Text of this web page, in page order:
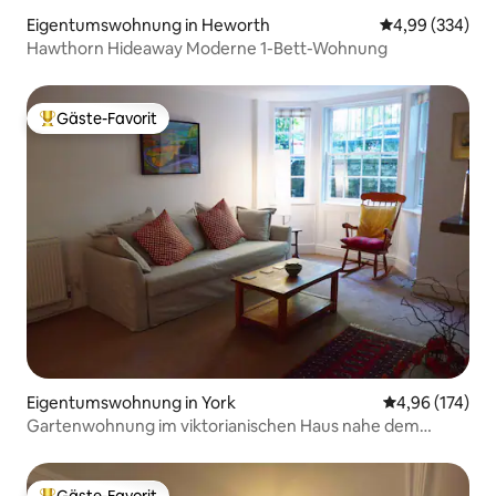
Eigentumswohnung in Heworth
4,99 (334)
Hawthorn Hideaway Moderne 1-Bett-Wohnung
Beliebter Gäste-Favorit.
Gäste-Favorit
Eigentumswohnung in York
4,96 (174)
Gartenwohnung im viktorianischen Haus nahe dem